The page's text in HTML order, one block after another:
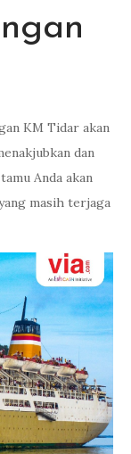
KM Tidar akan
dan
Anda akan
masih terjaga